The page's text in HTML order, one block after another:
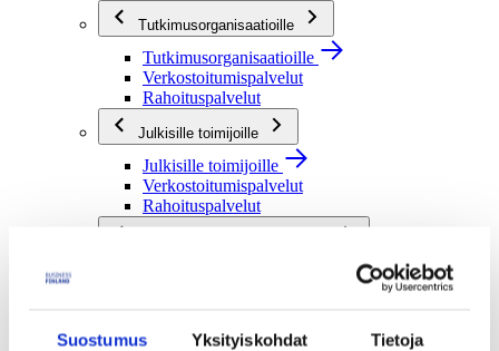
Suostumus Yksityiskohdat Tietoja
Tutkimusorganisaatioille
Tutkimusorganisaatioille
Verkostoitumispalvelut
Rahoituspalvelut
Julkisille toimijoille
Julkisille toimijoille
Verkostoitumispalvelut
Rahoituspalvelut
Toimintaverkostomme